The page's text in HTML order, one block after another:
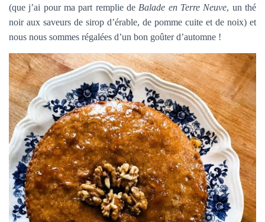
(que j’ai pour ma part remplie de Balade en Terre Neuve, un thé
noir aux saveurs de sirop d’érable, de pomme cuite et de noix) et
nous nous sommes régalées d’un bon goûter d’automne !